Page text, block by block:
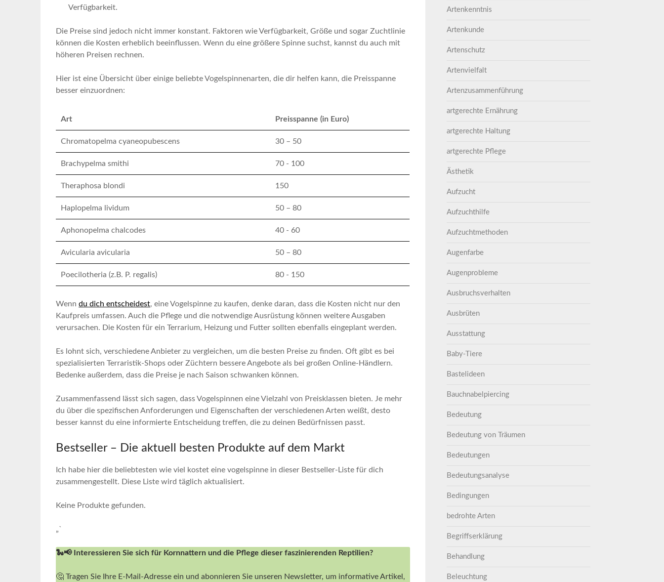
Verfügbarkeit.
Die Preise sind jedoch nicht immer ‌konstant. Faktoren ‌wie Verfügbarkeit, Größe und sogar Zuchtlinie
können⁣ die Kosten⁤ erheblich beeinflussen. ‌Wenn​ du eine größere Spinne​ suchst, kannst du ​auch ‍mit
‍höheren Preisen rechnen.⁢
Hier ist ‍eine⁣ Übersicht über einige ‍beliebte Vogelspinnenarten, ‌die ⁢dir helfen‍ kann, die Preisspanne
besser einzuordnen:
Art Preisspanne (in Euro)
Chromatopelma cyaneopubescens 30 – 50
Brachypelma smithi 70 ⁢- 100
Theraphosa blondi 150
Haplopelma lividum 50 – ⁤80
Aphonopelma chalcodes 40 -​ 60
Avicularia avicularia 50 – 80
Poecilotheria (z.B. P. regalis) 80 ​- 150
Wenndu dich‍ entscheidest, eine Vogelspinne zu kaufen, denke daran, dass die Kosten nicht nur den
Kaufpreis umfassen.​ Auch die ⁢Pflege und⁣ die notwendige ⁢Ausrüstung⁢ können weitere Ausgaben
verursachen. Die ⁣Kosten ​für ein ⁤Terrarium, Heizung ⁤und Futter‌ sollten ebenfalls‌ eingeplant ‍werden.
Es lohnt sich,‍ verschiedene Anbieter zu vergleichen, um die besten Preise zu finden. Oft gibt es bei
spezialisierten Terraristik-Shops oder Züchtern bessere Angebote ‌als bei großen ⁤Online-Händlern.
Bedenke außerdem, dass die Preise‍ je‍ nach Saison⁤ schwanken können.
Zusammenfassend⁣ lässt ⁤sich sagen, dass⁢ Vogelspinnen eine Vielzahl von ​Preisklassen bieten. Je‍ mehr
⁢du über die spezifischen Anforderungen und Eigenschaften ⁢der verschiedenen ‍Arten​ weißt, desto
besser kannst ​du eine informierte Entscheidung treffen, die zu deinen Bedürfnissen passt.
Bestseller – Die ⁣aktuell besten Produkte auf⁤ dem Markt
Ich habe hier die beliebtesten wie viel ⁤kostet eine ⁢vogelspinne in dieser ⁣Bestseller-Liste für ⁤dich⁤
zusammengestellt. Diese⁢ Liste wird täglich aktualisiert. ‌
Keine Produkte gefunden.
„`
🐍📢 Interessieren Sie sich für Kornnattern und die Pflege dieser faszinierenden Reptilien?
🤔 Tragen Sie Ihre E-Mail-Adresse ein und abonnieren Sie unseren Newsletter, um informative Artikel,
Artenkenntnis
Artenkunde
Artenschutz
Artenvielfalt
Artenzusammenführung
artgerechte Ernährung
artgerechte Haltung
artgerechte Pflege
Ästhetik
Aufzucht
Aufzuchthilfe
Aufzuchtmethoden
Augenfarbe
Augenprobleme
Ausbruchsverhalten
Ausbrüten
Ausstattung
Baby-Tiere
Bastelideen
Bauchnabelpiercing
Bedeutung
Bedeutung von Träumen
Bedeutungen
Bedeutungsanalyse
Bedingungen
bedrohte Arten
Begriffserklärung
Behandlung
Beleuchtung